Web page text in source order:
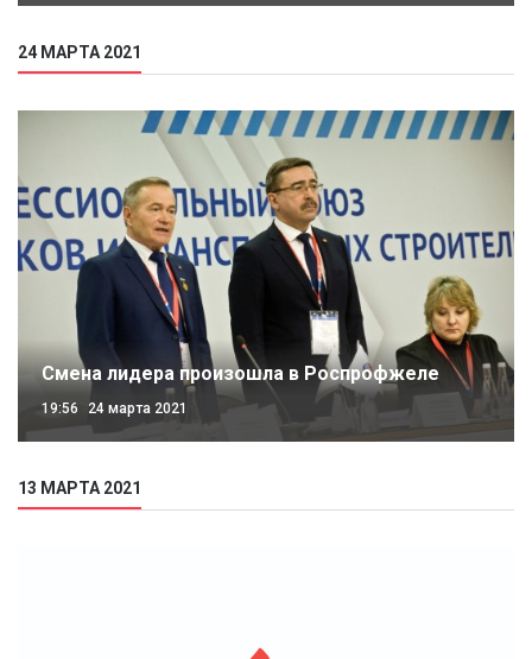
24 МАРТА 2021
Смена лидера произошла в Роспрофжеле
19:56 24 марта 2021
13 МАРТА 2021